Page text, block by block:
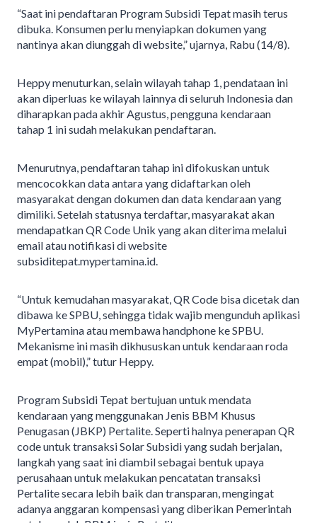
“Saat ini pendaftaran Program Subsidi Tepat masih terus
dibuka. Konsumen perlu menyiapkan dokumen yang
nantinya akan diunggah di website,” ujarnya, Rabu (14/8).
Heppy menuturkan, selain wilayah tahap 1, pendataan ini
akan diperluas ke wilayah lainnya di seluruh Indonesia dan
diharapkan pada akhir Agustus, pengguna kendaraan
tahap 1 ini sudah melakukan pendaftaran.
Menurutnya, pendaftaran tahap ini difokuskan untuk
mencocokkan data antara yang didaftarkan oleh
masyarakat dengan dokumen dan data kendaraan yang
dimiliki. Setelah statusnya terdaftar, masyarakat akan
mendapatkan QR Code Unik yang akan diterima melalui
email atau notifikasi di website
subsiditepat.mypertamina.id.
“Untuk kemudahan masyarakat, QR Code bisa dicetak dan
dibawa ke SPBU, sehingga tidak wajib mengunduh aplikasi
MyPertamina atau membawa handphone ke SPBU.
Mekanisme ini masih dikhususkan untuk kendaraan roda
empat (mobil),” tutur Heppy.
Program Subsidi Tepat bertujuan untuk mendata
kendaraan yang menggunakan Jenis BBM Khusus
Penugasan (JBKP) Pertalite. Seperti halnya penerapan QR
code untuk transaksi Solar Subsidi yang sudah berjalan,
langkah yang saat ini diambil sebagai bentuk upaya
perusahaan untuk melakukan pencatatan transaksi
Pertalite secara lebih baik dan transparan, mengingat
adanya anggaran kompensasi yang diberikan Pemerintah